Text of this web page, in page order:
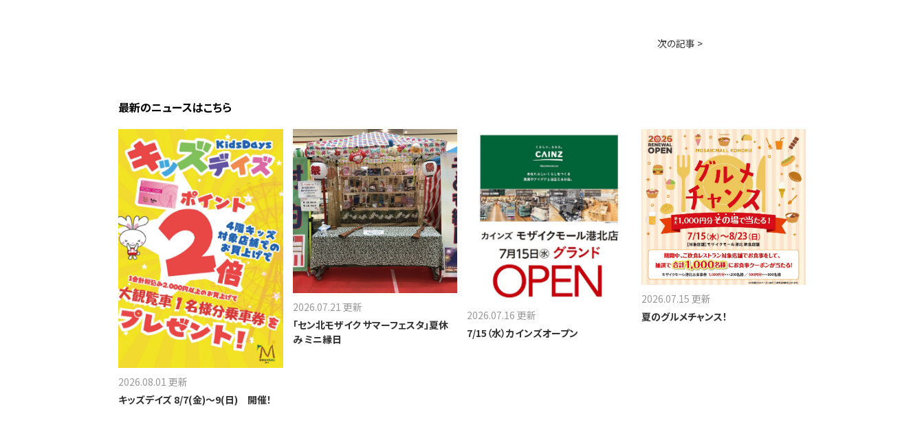
次の記事 >
最新のニュースはこちら
2026.08.01 更新
キッズデイズ 8/7(金)～9(日) 開催！
2026.07.21 更新
「セン北モザイク サマーフェスタ」夏休
み ミニ縁日
2026.07.16 更新
7/15（水）カインズオープン
2026.07.15 更新
夏のグルメチャンス！